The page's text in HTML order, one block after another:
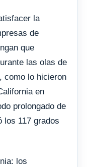
la
de
que
las olas de
como lo hicieron
en
prolongado de
los 117 grados
los